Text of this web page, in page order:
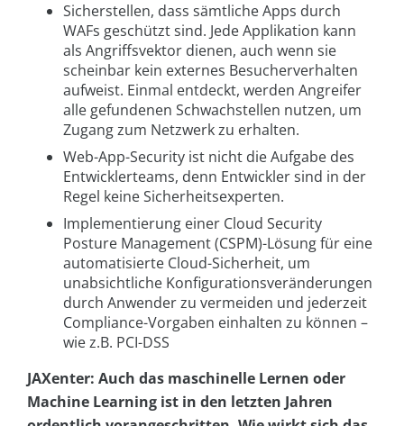
Sicherstellen, dass sämtliche Apps durch
WAFs geschützt sind. Jede Applikation kann
als Angriffsvektor dienen, auch wenn sie
scheinbar kein externes Besucherverhalten
aufweist. Einmal entdeckt, werden Angreifer
alle gefundenen Schwachstellen nutzen, um
Zugang zum Netzwerk zu erhalten.
Web-App-Security ist nicht die Aufgabe des
Entwicklerteams, denn Entwickler sind in der
Regel keine Sicherheitsexperten.
Implementierung einer Cloud Security
Posture Management (CSPM)-Lösung für eine
automatisierte Cloud-Sicherheit, um
unabsichtliche Konfigurationsveränderungen
durch Anwender zu vermeiden und jederzeit
Compliance-Vorgaben einhalten zu können –
wie z.B. PCI-DSS
JAXenter: Auch das maschinelle Lernen oder
Machine Learning ist in den letzten Jahren